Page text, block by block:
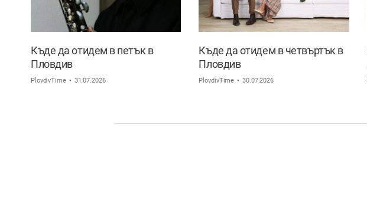
Къде да отидем в петък в
Пловдив
PlovdivTime 31.07.2026
Къде да отидем в четвъртък в
Пловдив
PlovdivTime 30.07.2026